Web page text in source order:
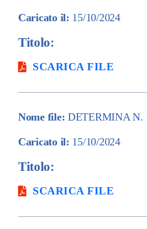
Caricato il: 15/10/2024
Titolo:
SCARICA FILE
Nome file: DETERMINA N.
Caricato il: 15/10/2024
Titolo:
SCARICA FILE